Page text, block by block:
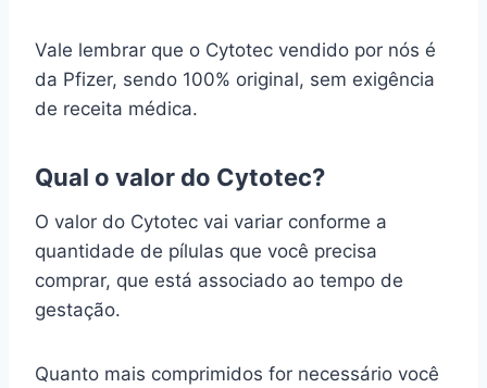
Vale lembrar que o Cytotec vendido por nós é
da Pfizer, sendo 100% original, sem exigência
de receita médica.
Qual o valor do Cytotec?
O valor do Cytotec vai variar conforme a
quantidade de pílulas que você precisa
comprar, que está associado ao tempo de
gestação.
Quanto mais comprimidos for necessário você